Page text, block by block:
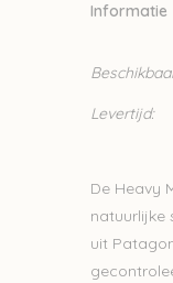
Informatie
Levertijd:
De Heavy
natuurlijke
uit